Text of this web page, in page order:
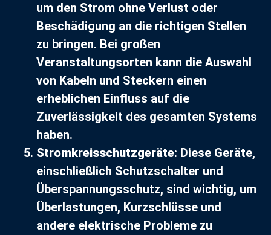
um den Strom ohne Verlust oder
Beschädigung an die richtigen Stellen
zu bringen. Bei großen
Veranstaltungsorten kann die Auswahl
von Kabeln und Steckern einen
erheblichen Einfluss auf die
Zuverlässigkeit des gesamten Systems
haben.
Stromkreisschutzgeräte: Diese Geräte,
einschließlich Schutzschalter und
Überspannungsschutz, sind wichtig, um
Überlastungen, Kurzschlüsse und
andere elektrische Probleme zu